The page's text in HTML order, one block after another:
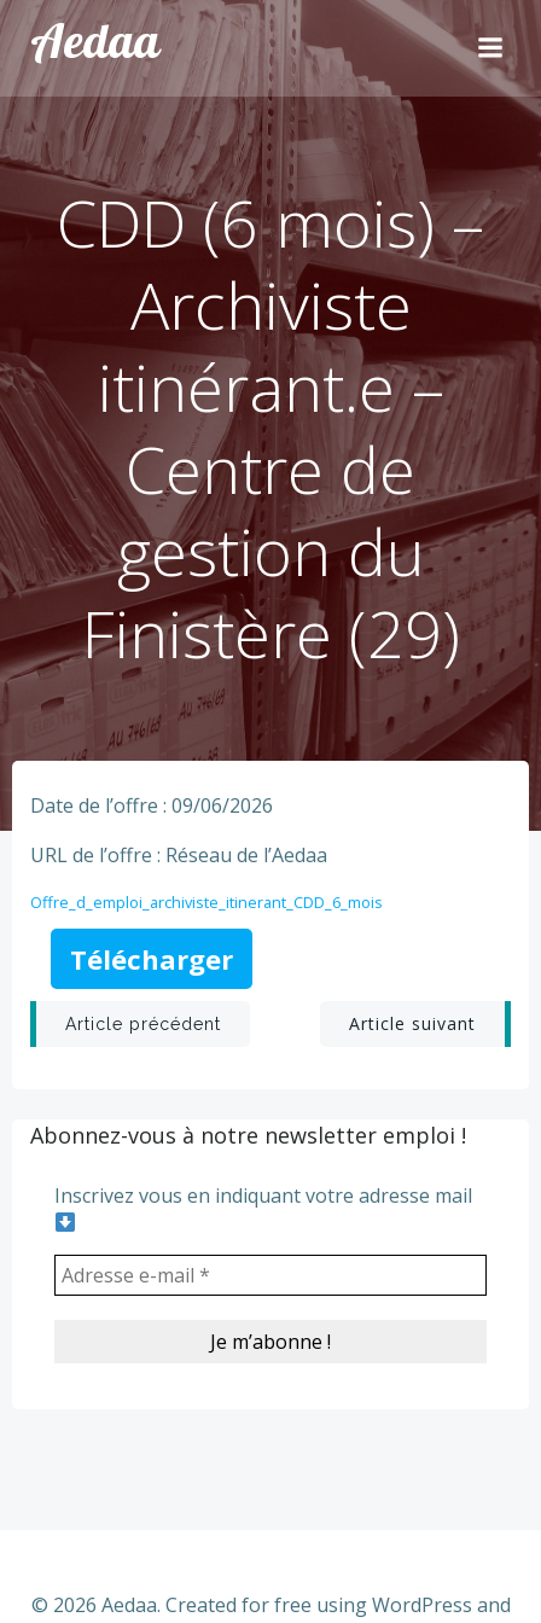
Aller
au
contenu
Aedaa
CDD (6 mois) –
Archiviste
itinérant.e –
Centre de
gestion du
Finistère (29)
Date de l’offre : 09/06/2026
URL de l’offre : Réseau de l’Aedaa
Offre_d_emploi_archiviste_itinerant_CDD_6_mois
Télécharger
Post
Article précédent
PostArticle suivant
Abonnez-vous à notre newsletter emploi !
Inscrivez vous en indiquant votre adresse mail
© 2026 Aedaa. Created for free using WordPress and